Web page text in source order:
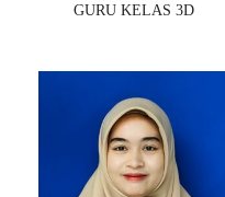
GURU KELAS 3D